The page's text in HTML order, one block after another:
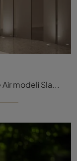
İşte senin için uygun olan ışık! Infinite Air modeli Slamp'ın asılı lambalarından biridir.